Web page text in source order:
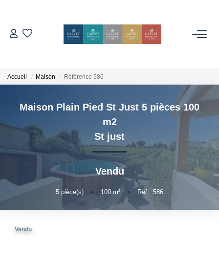
ESTIMER
L'AGENCE
Notre Équipe
Nos Avis
Nos Partenaires
Nos Actes
Accueil Maison Référence 586
Maison Plain Pied St Just 5 pièces 100
m2
St just
Vendu
5 pièce(s) • 100 m² • Réf : 586
Vendu